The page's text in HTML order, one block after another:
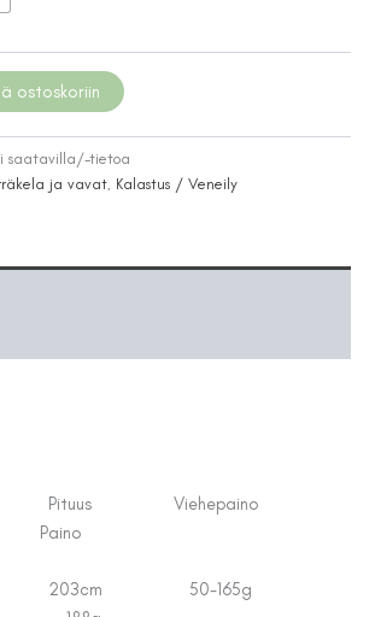
ostoskoriin
saatavilla/-tietoa
ja vavat Kalastus / Veneily
Viehepaino
203cm 50-165g